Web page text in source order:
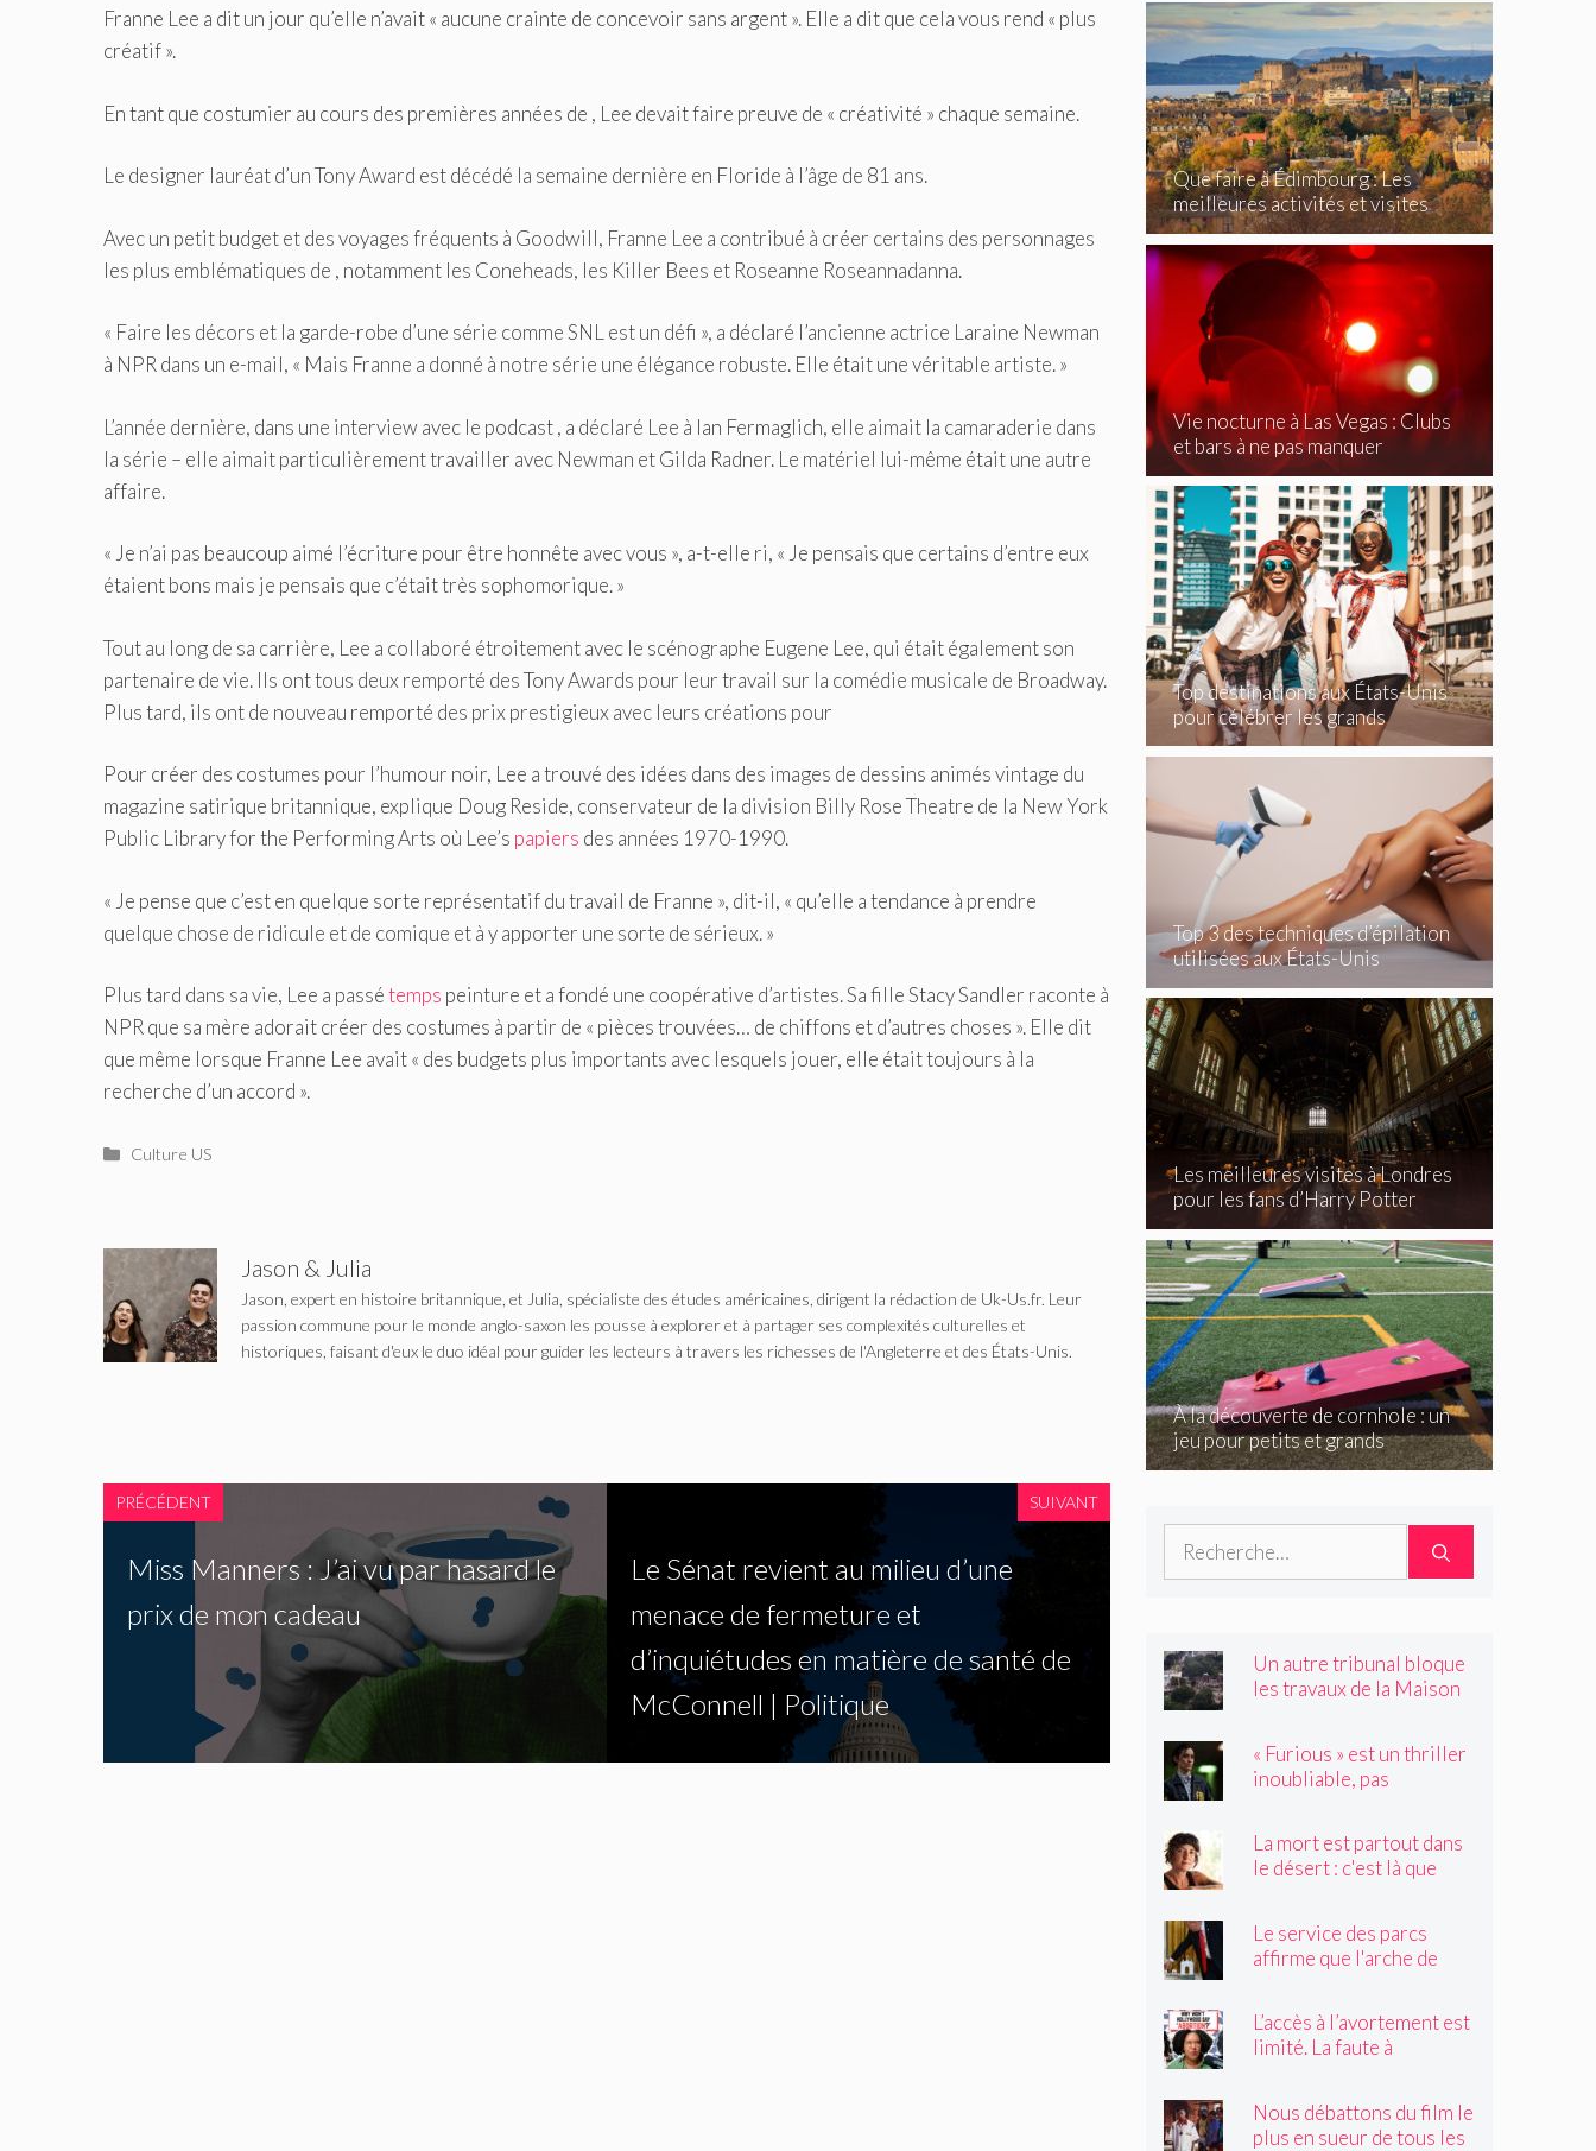
Franne Lee a dit un jour qu’elle n’avait « aucune crainte de concevoir sans argent ». Elle a dit que cela vous rend « plus
créatif ».
En tant que costumier au cours des premières années de , Lee devait faire preuve de « créativité » chaque semaine.
Le designer lauréat d’un Tony Award est décédé la semaine dernière en Floride à l’âge de 81 ans.
Avec un petit budget et des voyages fréquents à Goodwill, Franne Lee a contribué à créer certains des personnages
les plus emblématiques de , notamment les Coneheads, les Killer Bees et Roseanne Roseannadanna.
« Faire les décors et la garde-robe d’une série comme SNL est un défi », a déclaré l’ancienne actrice Laraine Newman
à NPR dans un e-mail, « Mais Franne a donné à notre série une élégance robuste. Elle était une véritable artiste. »
L’année dernière, dans une interview avec le podcast, a déclaré Lee à Ian Fermaglich, elle aimait la camaraderie dans
la série – elle aimait particulièrement travailler avec Newman et Gilda Radner. Le matériel lui-même était une autre
affaire.
« Je n’ai pas beaucoup aimé l’écriture pour être honnête avec vous », a-t-elle ri, « Je pensais que certains d’entre eux
étaient bons mais je pensais que c’était très sophomorique. »
Tout au long de sa carrière, Lee a collaboré étroitement avec le scénographe Eugene Lee, qui était également son
partenaire de vie. Ils ont tous deux remporté des Tony Awards pour leur travail sur la comédie musicale de Broadway.
Plus tard, ils ont de nouveau remporté des prix prestigieux avec leurs créations pour
Pour créer des costumes pour l’humour noir, Lee a trouvé des idées dans des images de dessins animés vintage du
magazine satirique britannique, explique Doug Reside, conservateur de la division Billy Rose Theatre de la New York
Public Library for the Performing Arts où Lee’s papiers des années 1970-1990.
« Je pense que c’est en quelque sorte représentatif du travail de Franne », dit-il, « qu’elle a tendance à prendre
quelque chose de ridicule et de comique et à y apporter une sorte de sérieux. »
Plus tard dans sa vie, Lee a passétemps peinture et a fondé une coopérative d’artistes. Sa fille Stacy Sandler raconte à
NPR que sa mère adorait créer des costumes à partir de « pièces trouvées… de chiffons et d’autres choses ». Elle dit
que même lorsque Franne Lee avait « des budgets plus importants avec lesquels jouer, elle était toujours à la
recherche d’un accord ».
Catégories
Culture US
Jason & Julia
Jason, expert en histoire britannique, et Julia, spécialiste des études américaines, dirigent la rédaction de Uk-Us.fr. Leur
passion commune pour le monde anglo-saxon les pousse à explorer et à partager ses complexités culturelles et
historiques, faisant d'eux le duo idéal pour guider les lecteurs à travers les richesses de l'Angleterre et des États-Unis.
PRÉCÉDENT
Miss Manners : J’ai vu par hasard le
prix de mon cadeau
SUIVANT
Le Sénat revient au milieu d’une
menace de fermeture et
d’inquiétudes en matière de santé de
McConnell | Politique
Que faire à Édimbourg : Les
meilleures activités et visites
incontournables
Vie nocturne à Las Vegas : Clubs
et bars à ne pas manquer
Top destinations aux États-Unis
pour célébrer les grands
événements
Top 3 des techniques d’épilation
utilisées aux États-Unis
Les meilleures visites à Londres
pour les fans d’Harry Potter
À la découverte de cornhole : un
jeu pour petits et grands
Rechercher :
Un autre tribunal bloque
les travaux de la Maison
suprême
« Furious » est un thriller
inoubliable, pas
La mort est partout dans
le désert : c'est là que
Le service des parcs
affirme que l'arche de
Pourrait-il être déplacé ?
L’accès à l’avortement est
limité. La faute à
Nous débattons du film le
plus en sueur de tous les